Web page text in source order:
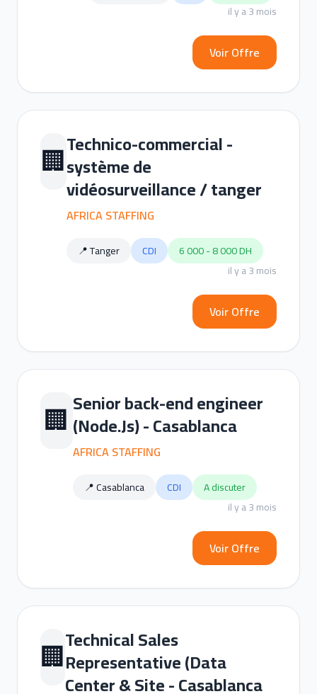
il y a 3 mois
Voir Offre
🏢Technico-commercial -
système de
vidéosurveillance / tanger
AFRICA STAFFING
📍 Tanger CDI
6 000 - 8 000 DH
il y a 3 mois
Voir Offre
🏢 Senior back-end engineer
(Node.Js) - Casablanca
AFRICA STAFFING
📍 Casablanca CDI
A discuter
il y a 3 mois
Voir Offre
🏢Technical Sales
Representative (Data
Center & Site - Casablanca